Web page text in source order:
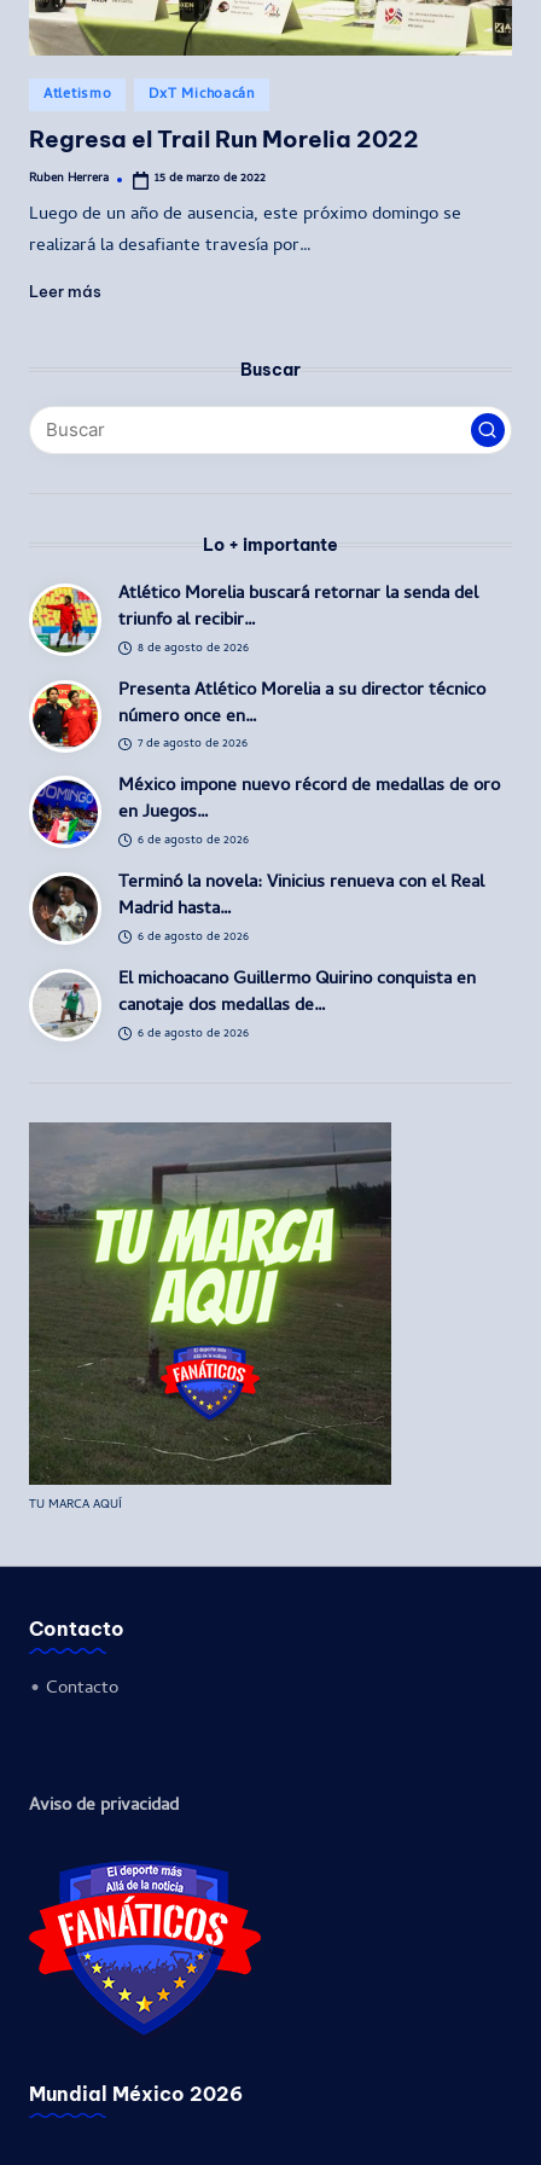
Publicado
en
Atletismo DxT Michoacán
Regresa el Trail Run Morelia 2022
Publicado
Ruben Herrera 15 de marzo de 2022
Luego de un año de ausencia, este próximo domingo se
realizará la desafiante travesía por…
Leer más
Buscar
Lo + importante
Atlético Morelia buscará retornar la senda del
triunfo al recibir…
8 de agosto de 2026
Presenta Atlético Morelia a su director técnico
número once en…
7 de agosto de 2026
México impone nuevo récord de medallas de oro
en Juegos…
6 de agosto de 2026
Terminó la novela: Vinicius renueva con el Real
Madrid hasta…
6 de agosto de 2026
El michoacano Guillermo Quirino conquista en
canotaje dos medallas de…
6 de agosto de 2026
TU MARCA AQUÍ
Contacto
• Contacto
Aviso de privacidad
Mundial México 2026